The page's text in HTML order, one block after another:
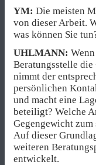
YM: Die meisten
von dieser Arbeit.
was können Sie
UHLMANN:
Beratungsstelle
nimmt der
persönlichen
und macht eine
beteiligt? Welche
Gegengewicht
Auf dieser
weiteren
entwickelt.